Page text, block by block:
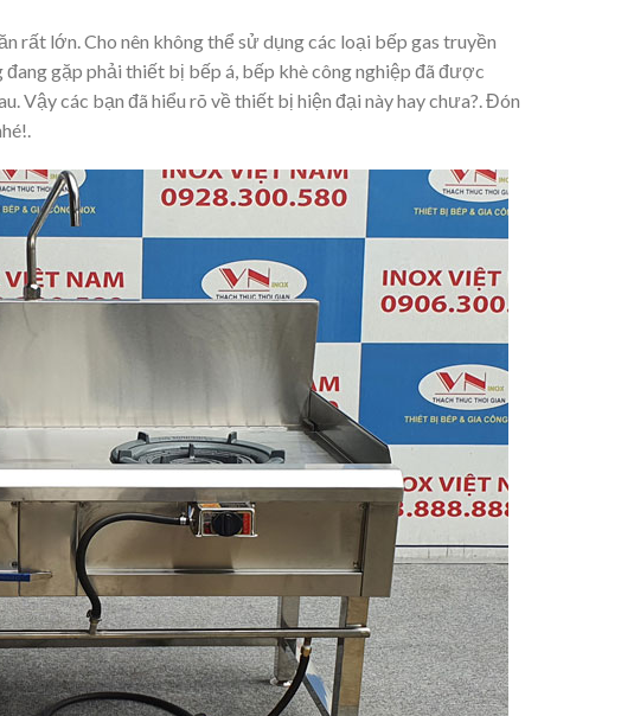
rất lớn. Cho nên không thể sử dụng các loại bếp gas truyền
gặp phải thiết bị bếp á, bếp khè công nghiệp đã được
Vậy các bạn đã hiểu rõ về thiết bị hiện đại này hay chưa?. Đón